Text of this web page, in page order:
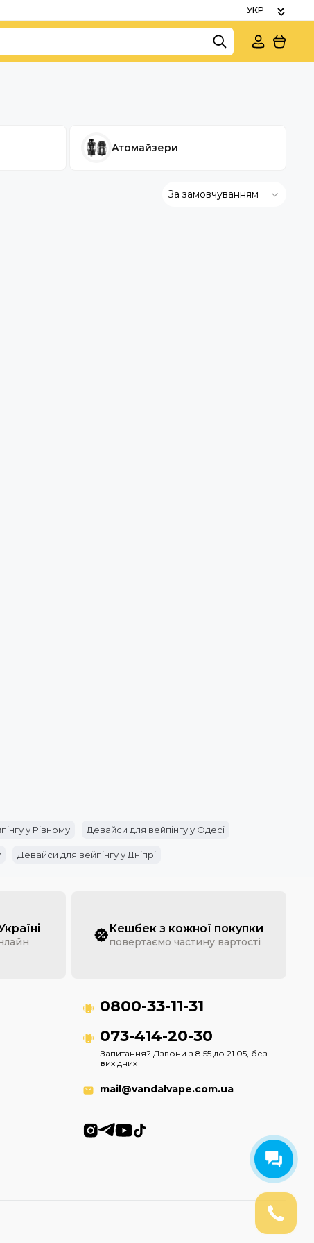
Атомайзери
За замовчуванням
у Рівному Девайси для вейпінгу у Одесі
Девайси для вейпінгу у Дніпрі
Кешбек з кожної покупки
повертаємо частину вартості
0800-33-11-31
073-414-20-30
Запитання? Дзвони з 8.55 до 21.05, без
вихідних
mail@vandalvape.com.ua